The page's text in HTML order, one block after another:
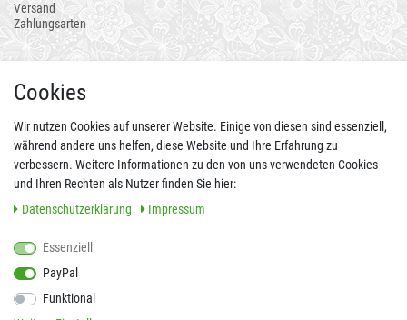
Versand
Zahlungsarten
FOLGEN SIE UNS AUCH AUF
Cookies
Wir nutzen Cookies auf unserer Website. Einige von diesen sind essenziell,
während andere uns helfen, diese Website und Ihre Erfahrung zu
verbessern. Weitere Informationen zu den von uns verwendeten Cookies
und Ihren Rechten als Nutzer finden Sie hier:
Daten­schutz­erklärung
Impressum
Essenziell
PayPal
Funktional